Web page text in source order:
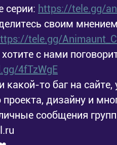
серии: https://tele.gg/
своим
tele.gg/
с нами
4fTzWgE
то баг на
дизайну и
сообщения